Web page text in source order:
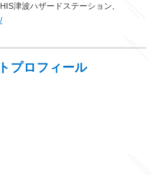
津波ハザードステーション,
プロフィール